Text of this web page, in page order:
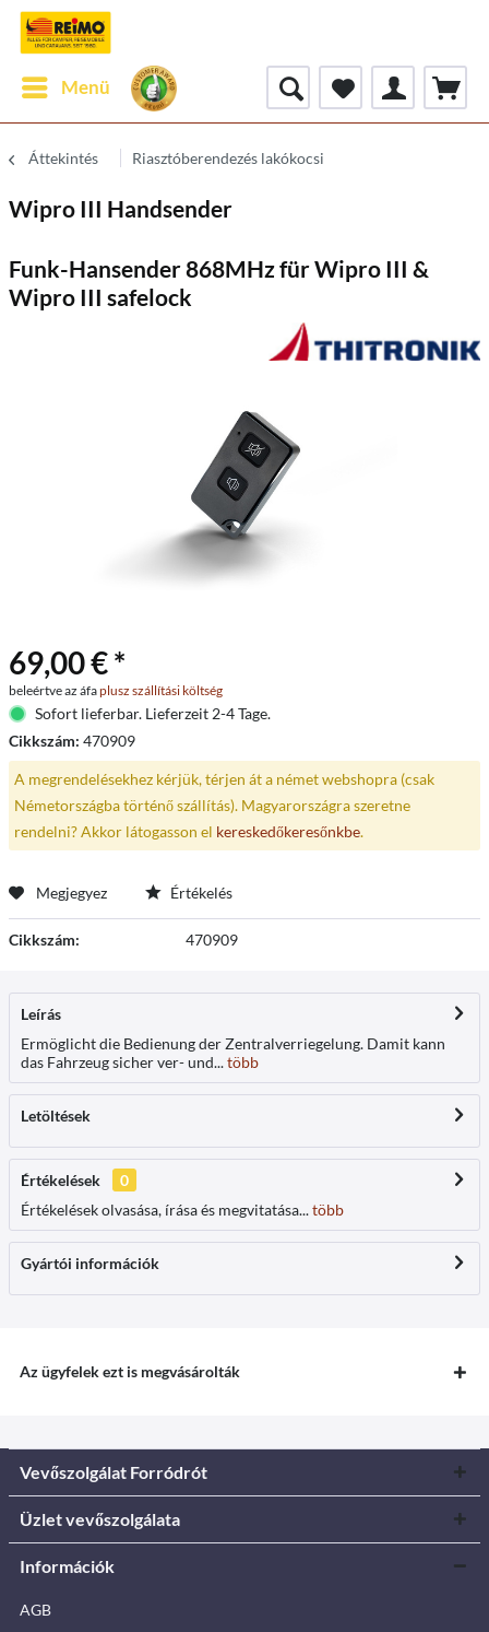
Menü
Áttekintés Riasztóberendezés lakókocsi
Wipro III Handsender
Funk-Hansender 868MHz für Wipro III &
Wipro III safelock
69,00 € *
beleértve az áfaplusz szállítási költség
Sofort lieferbar. Lieferzeit 2-4 Tage.
Cikkszám: 470909
A megrendelésekhez kérjük, térjen át a német webshopra (csak
Németországba történő szállítás). Magyarországra szeretne
rendelni? Akkor látogasson el kereskedőkeresőnkbe.
Megjegyez Értékelés
Cikkszám: 470909
Leírás
Ermöglicht die Bedienung der Zentralverriegelung. Damit kann
das Fahrzeug sicher ver- und...több
Letöltések
Értékelések
0
Értékelések olvasása, írása és megvitatása...több
Gyártói információk
Az ügyfelek ezt is megvásárolták
Vevőszolgálat Forródrót
Üzlet vevőszolgálata
Információk
AGB